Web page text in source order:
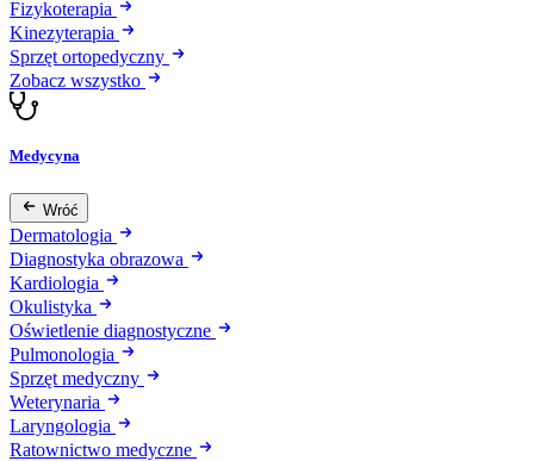
Fizykoterapia
Kinezyterapia
Sprzęt ortopedyczny
Zobacz wszystko
Medycyna
Wróć
Dermatologia
Diagnostyka obrazowa
Kardiologia
Okulistyka
Oświetlenie diagnostyczne
Pulmonologia
Sprzęt medyczny
Weterynaria
Laryngologia
Ratownictwo medyczne